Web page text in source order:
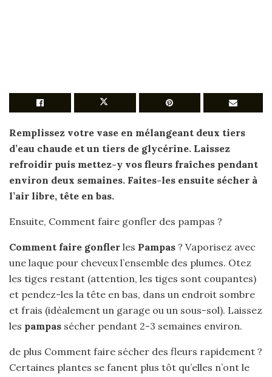
Remplissez votre vase en mélangeant deux tiers
d’eau chaude et un tiers de glycérine. Laissez
refroidir puis mettez-y vos fleurs fraîches pendant
environ deux semaines. Faites-les ensuite sécher à
l’air libre, tête en bas.
Ensuite, Comment faire gonfler des pampas ?
Comment faire gonfler les Pampas ? Vaporisez avec
une laque pour cheveux l’ensemble des plumes. Otez
les tiges restant (attention, les tiges sont coupantes)
et pendez-les la tête en bas, dans un endroit sombre
et frais (idéalement un garage ou un sous-sol). Laissez
les pampas sécher pendant 2-3 semaines environ.
de plus Comment faire sécher des fleurs rapidement ?
Certaines plantes se fanent plus tôt qu’elles n’ont le